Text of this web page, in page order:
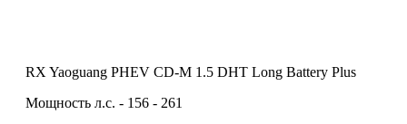
RX Yaoguang PHEV CD-M 1.5 DHT Long Battery Plus
Мощность л.с. - 156 - 261